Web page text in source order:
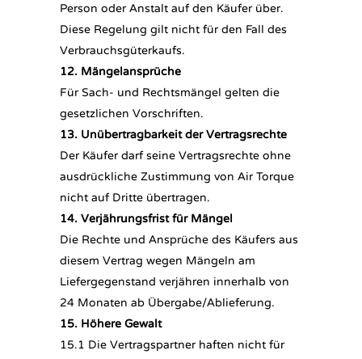
Person oder Anstalt auf den Käufer über.
Diese Regelung gilt nicht für den Fall des
Verbrauchsgüterkaufs.
12. Mängelansprüche
Für Sach- und Rechtsmängel gelten die
gesetzlichen Vorschriften.
13. Unübertragbarkeit der Vertragsrechte
Der Käufer darf seine Vertragsrechte ohne
ausdrückliche Zustimmung von Air Torque
nicht auf Dritte übertragen.
14. Verjährungsfrist für Mängel
Die Rechte und Ansprüche des Käufers aus
diesem Vertrag wegen Mängeln am
Liefergegenstand verjähren innerhalb von
24 Monaten ab Übergabe/Ablieferung.
15. Höhere Gewalt
15.1 Die Vertragspartner haften nicht für